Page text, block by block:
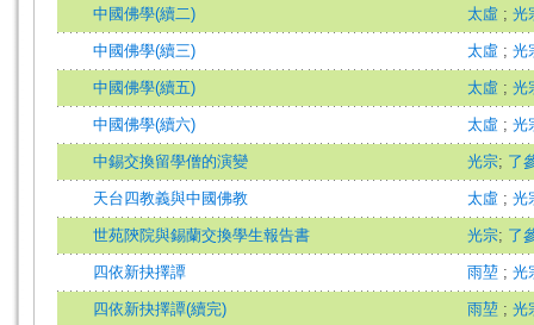
中國佛學(續二) 太虛 ; 光
中國佛學(續三) 太虛 ; 光
中國佛學(續五) 太虛 ; 光
中國佛學(續六) 太虛 ; 光
中錫交換留學僧的演變 光宗; 了
天台四教義與中國佛教 太虛 ; 光
世苑陝院與錫蘭交換學生報告書 光宗; 了
四依新抉擇譚 雨堃 ; 光
四依新抉擇譚(續完) 雨堃 ; 光